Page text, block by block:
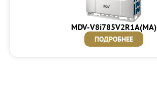
MDV-V8i785V2R1A(MA)
ПОДРОБНЕЕ